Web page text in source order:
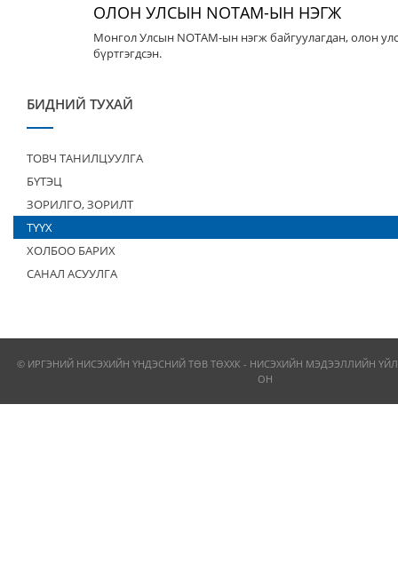
ОЛОН УЛСЫН NOTAM-ЫН НЭГЖ
Монгол Улсын NOTAM-ын нэгж байгуулагдан, олон
бүртгэгдсэн.
БИДНИЙ ТУХАЙ
ТОВЧ ТАНИЛЦУУЛГА
БҮТЭЦ
ЗОРИЛГО, ЗОРИЛТ
ТҮҮХ
ХОЛБОО БАРИХ
САНАЛ АСУУЛГА
© ИРГЭНИЙ НИСЭХИЙН ҮНДЭСНИЙ ТӨВ ТӨХХК - НИСЭХИЙН МЭДЭЭЛЛИЙН
ОН